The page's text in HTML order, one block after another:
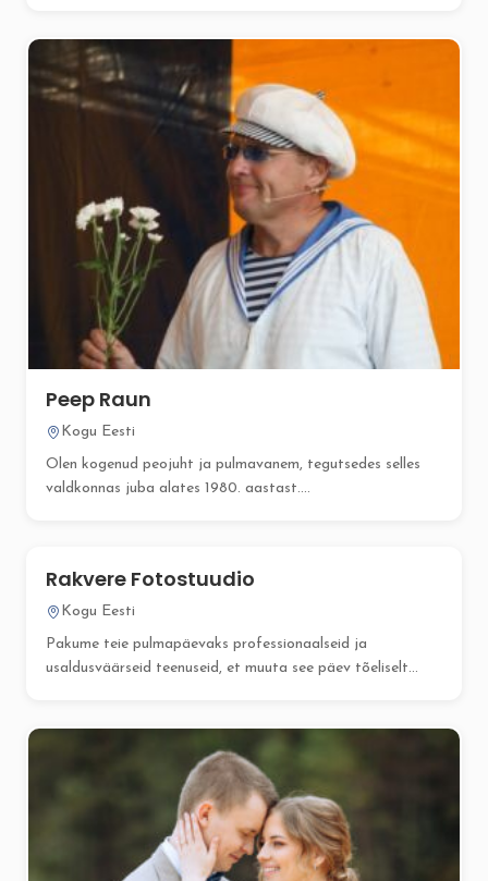
Peep Raun
Kogu Eesti
Olen kogenud peojuht ja pulmavanem, tegutsedes selles
valdkonnas juba alates 1980. aastast....
Rakvere Fotostuudio
Kogu Eesti
Pakume teie pulmapäevaks professionaalseid ja
usaldusväärseid teenuseid, et muuta see päev tõeliselt...